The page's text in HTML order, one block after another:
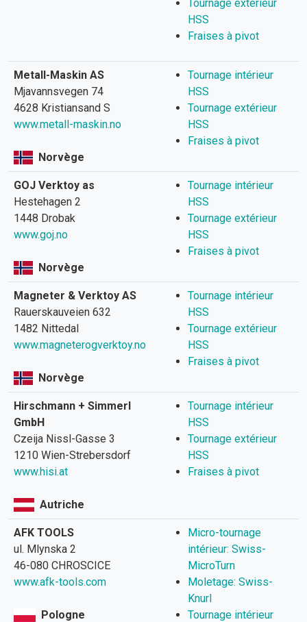
Tournage extérieur
HSS
Fraises à pivot
Metall-Maskin AS
Mjavannsvegen 74
4628 Kristiansand S
www.metall-maskin.no
Norvège
Tournage intérieur
HSS
Tournage extérieur
HSS
Fraises à pivot
GOJ Verktoy as
Hestehagen 2
1448 Drobak
www.goj.no
Norvège
Tournage intérieur
HSS
Tournage extérieur
HSS
Fraises à pivot
Magneter & Verktoy AS
Rauerskauveien 632
1482 Nittedal
www.magneterogverktoy.no
Norvège
Tournage intérieur
HSS
Tournage extérieur
HSS
Fraises à pivot
Hirschmann + Simmerl
GmbH
Czeija Nissl-Gasse 3
1210 Wien-Strebersdorf
www.hisi.at
Autriche
Tournage intérieur
HSS
Tournage extérieur
HSS
Fraises à pivot
AFK TOOLS
ul. Mlynska 2
46-080 CHROSCICE
www.afk-tools.com
Pologne
Micro-tournage
intérieur: Swiss-
MicroTurn
Moletage: Swiss-
Knurl
Tournage intérieur